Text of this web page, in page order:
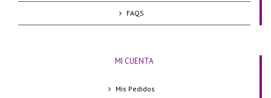
FAQS
MI CUENTA
Mis Pedidos